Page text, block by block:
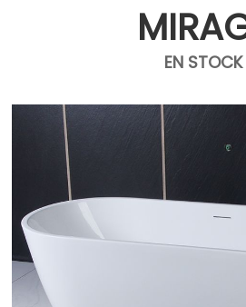
EN STOCK